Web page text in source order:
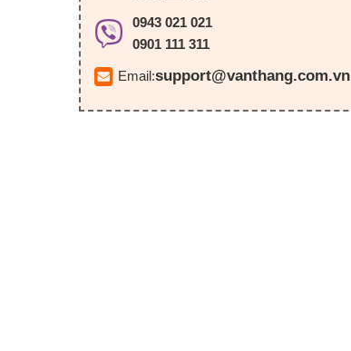
0943 021 021
0901 111 311
Email:support@vanthang.com.vn